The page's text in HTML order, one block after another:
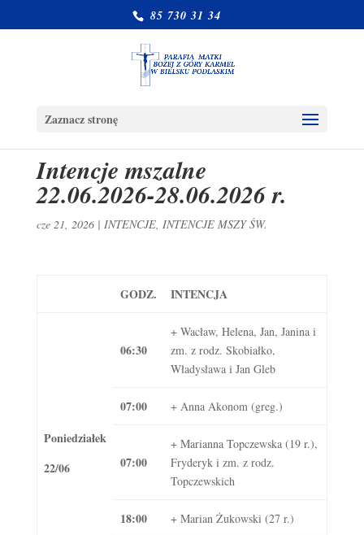
85 730 31 34
Zaznacz stronę
Intencje mszalne
22.06.2026-28.06.2026 r.
cze 21, 2026| INTENCJE, INTENCJE MSZY ŚW.
GODZ. INTENCJA
Poniedziałek
22/06
06:30
+ Wacław, Helena, Jan, Janina i
zm. z rodz. Skobiałko,
Władysława i Jan Gleb
07:00 + Anna Akonom (greg.)
07:00
+ Marianna Topczewska (19 r.),
Fryderyk i zm. z rodz.
Topczewskich
18:00 + Marian Żukowski (27 r.)